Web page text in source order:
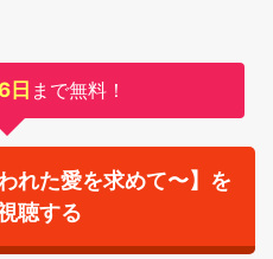
日 まで無料！
れた愛を求めて〜】を
聴する